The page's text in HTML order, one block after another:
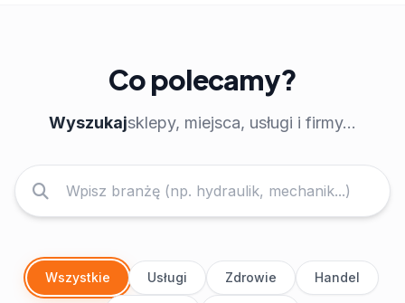
Co polecamy?
Wyszukajsklepy, miejsca, usługi i firmy...
Wszystkie Usługi Zdrowie Handel